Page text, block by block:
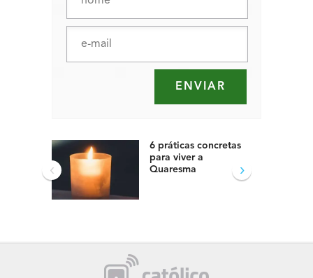
6 práticas concretas
para viver a
Quaresma
‹ ›